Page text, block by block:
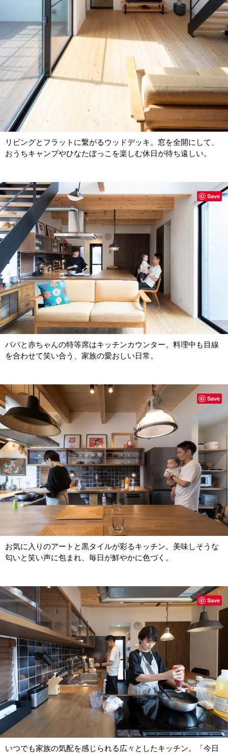
リビングとフラットに繋がるウッドデッキ。窓を全開にして、
おうちキャンプやひなたぼっこを楽しむ休日が待ち遠しい。
パパと赤ちゃんの特等席はキッチンカウンター。料理中も目線
を合わせて笑い合う、家族の愛おしい日常。
Save
お気に入りのアートと黒タイルが彩るキッチン。美味しそうな
匂いと笑い声に包まれ、毎日が鮮やかに色づく。
Save
いつでも家族の気配を感じられる広々としたキッチン。「今日
Save